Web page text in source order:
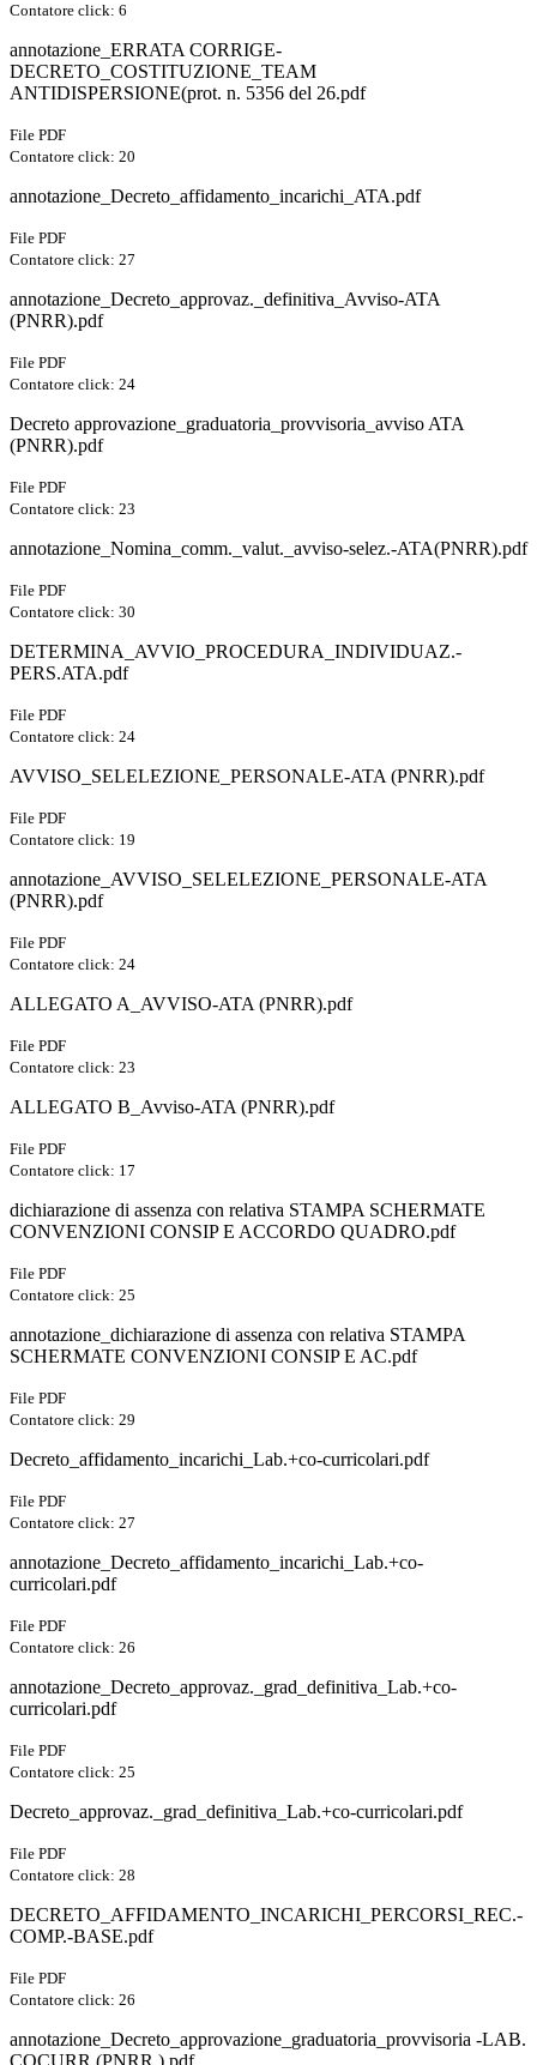
Contatore click: 6
annotazione_ERRATA CORRIGE-
DECRETO_COSTITUZIONE_TEAM
ANTIDISPERSIONE(prot. n. 5356 del 26.pdf
File PDF
Contatore click: 20
annotazione_Decreto_affidamento_incarichi_ATA.pdf
File PDF
Contatore click: 27
annotazione_Decreto_approvaz._definitiva_Avviso-ATA
(PNRR).pdf
File PDF
Contatore click: 24
Decreto approvazione_graduatoria_provvisoria_avviso ATA
(PNRR).pdf
File PDF
Contatore click: 23
annotazione_Nomina_comm._valut._avviso-selez.-ATA(PNRR).pdf
File PDF
Contatore click: 30
DETERMINA_AVVIO_PROCEDURA_INDIVIDUAZ.-
PERS.ATA.pdf
File PDF
Contatore click: 24
AVVISO_SELELEZIONE_PERSONALE-ATA (PNRR).pdf
File PDF
Contatore click: 19
annotazione_AVVISO_SELELEZIONE_PERSONALE-ATA
(PNRR).pdf
File PDF
Contatore click: 24
ALLEGATO A_AVVISO-ATA (PNRR).pdf
File PDF
Contatore click: 23
ALLEGATO B_Avviso-ATA (PNRR).pdf
File PDF
Contatore click: 17
dichiarazione di assenza con relativa STAMPA SCHERMATE
CONVENZIONI CONSIP E ACCORDO QUADRO.pdf
File PDF
Contatore click: 25
annotazione_dichiarazione di assenza con relativa STAMPA
SCHERMATE CONVENZIONI CONSIP E AC.pdf
File PDF
Contatore click: 29
Decreto_affidamento_incarichi_Lab.+co-curricolari.pdf
File PDF
Contatore click: 27
annotazione_Decreto_affidamento_incarichi_Lab.+co-
curricolari.pdf
File PDF
Contatore click: 26
annotazione_Decreto_approvaz._grad_definitiva_Lab.+co-
curricolari.pdf
File PDF
Contatore click: 25
Decreto_approvaz._grad_definitiva_Lab.+co-curricolari.pdf
File PDF
Contatore click: 28
DECRETO_AFFIDAMENTO_INCARICHI_PERCORSI_REC.-
COMP.-BASE.pdf
File PDF
Contatore click: 26
annotazione_Decreto_approvazione_graduatoria_provvisoria -LAB.
COCURR.(PNRR ).pdf